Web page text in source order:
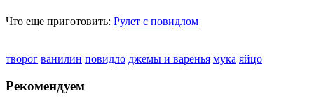
Что еще приготовить: Рулет с повидлом
творог ванилин повидло джемы и варенья мука яйцо
Рекомендуем